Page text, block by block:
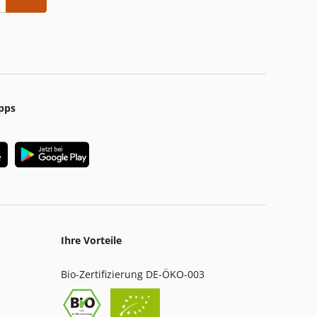
Ihre Vorteile
Bio-Zertifizierung DE-ÖKO-003